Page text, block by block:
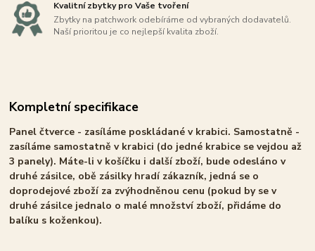
Kvalitní zbytky pro Vaše tvoření
Zbytky na patchwork odebíráme od vybraných dodavatelů.
Naší prioritou je co nejlepší kvalita zboží.
Kompletní specifikace
Panel čtverce - zasíláme poskládané v krabici. Samostatně -
zasíláme samostatně v krabici (do jedné krabice se vejdou až
3 panely). Máte-li v košíčku i další zboží, bude odesláno v
druhé zásilce, obě zásilky hradí zákazník, jedná se o
doprodejové zboží za zvýhodněnou cenu (pokud by se v
druhé zásilce jednalo o malé množství zboží, přidáme do
balíku s koženkou).